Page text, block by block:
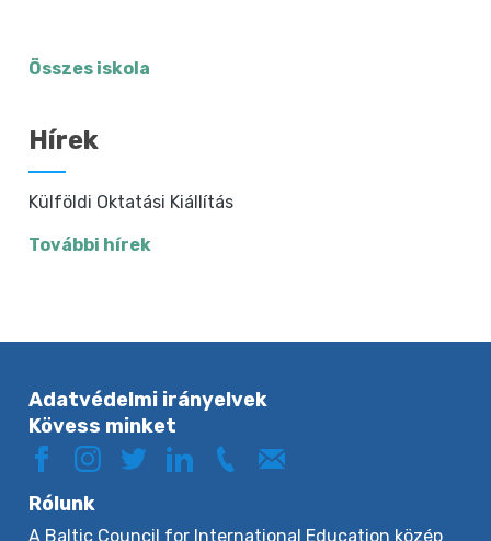
Összes iskola
Hírek
Külföldi Oktatási Kiállítás
További hírek
Adatvédelmi irányelvek
Kövess minket
Rólunk
A Baltic Council for International Education közép